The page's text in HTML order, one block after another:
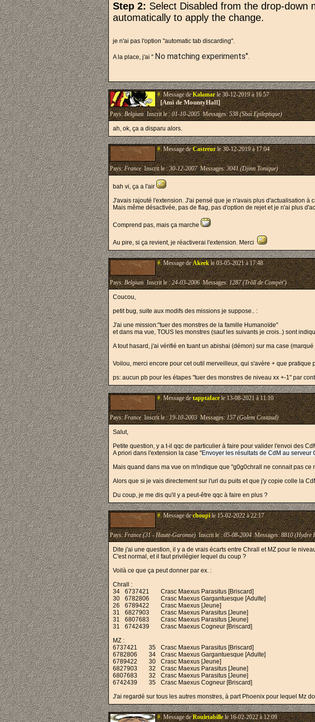
Step 2: Select Disabled from the drop-down
automatically to apply the change.
je n'ai pas l'option "automatic tab discarding".
A la place, j'ai " No matching experiments".
#.Message deKalamarle 30-12-2019 à 16:57
[Ami de MountyHall]
Pays:BelgiumInscrit le :01-10-2005Messages:538 (Shaï Epileptique)
ah, ok, ça a disparu alors.
#.Message deCastreurle 30-12-2019 à 17:04
Pays:FranceInscrit le :30-12-2007Messages:3041 (Djinn Tonique)
bah vi, ça a l'air
J'avais rajouté l'extension. J'ai pensé que je n'avais plus d'actualisation
Mais même désactivée, pas de flag, pas d'option de rejet et je n'ai plus
Comprend pas, mais ça marche
Au pire, si ça revient, je réactiverai l'extension. Merci
#.Message deAkeekle 03-05-2021 à 17:48
Pays:BelgiumInscrit le :24-03-2006Messages:1287 (Trõll de Compèt')
Coucou,
petit bug, suite aux modifs des missions je suppose.. :
J'ai une mission:"tuer des monstres de la famille Humanoïde"
et dans ma vue, TOUS les monstres (sauf les suivants je crois..) sont
A tout hasard, j'ai vérifié en tuant un abishai (démon) sur ma case
Voilou, merci encore pour cet outil merveilleux, qui s'avère + que
ps: aucun pb pour les étapes "tuer des monstres de niveau xx +-1" par
#.Message detapptafacele 13-08-2021 à 11:10
Pays:FranceInscrit le :19-10-2003Messages:157 (Golem Costaud)
Salut,
Petite question, y a t-il qqc de particulier à faire pour valider l'envoi des
A priori dans l'extension la case "Envoyer les résultats de CdM au serveur
Mais quand dans ma vue on m'indique que "g0g0chrall ne connait pas
Alors que si je vais directement sur l'url du puits et que j'y copie colle la
Du coup, je me dis qu'il y a peut-être qqc à faire en plus ?
#.Message dechoupile 15-02-2022 à 22:17
Pays:France (31 - Haute-Garonne)Inscrit le :05-08-2004Messages:8810 (Hydre
Dite j'ai une question, il y a de vrais écarts entre Chrall et MZ pour le
C'est normal, et il faut privilégier lequel du coup ?
Voilà ce que ça peut donner par ex. :
Chrall :
34
6737421
Crasc Maexus Parasitus [Briscard]
30
6782806
Crasc Maexus Gargantuesque [Adulte]
26
6789422
Crasc Maexus [Jeune]
31
6827903
Crasc Maexus Parasitus [Jeune]
31
6807683
Crasc Maexus Parasitus [Jeune]
31
6742439
Crasc Maexus Cogneur [Briscard]
MZ :
6737421
35
Crasc Maexus Parasitus [Briscard]
6782806
34
Crasc Maexus Gargantuesque [Adulte]
6789422
30
Crasc Maexus [Jeune]
6827903
32
Crasc Maexus Parasitus [Jeune]
6807683
32
Crasc Maexus Parasitus [Jeune]
6742439
35
Crasc Maexus Cogneur [Briscard]
J'ai regardé sur tous les autres monstres, à part Phoenix pour lequel Mz
#.Message deRouletabillele 16-02-2022 à 12:09